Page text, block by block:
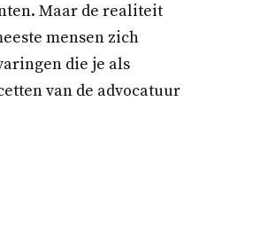
Maar de realiteit
mensen zich
die je als
van de advocatuur